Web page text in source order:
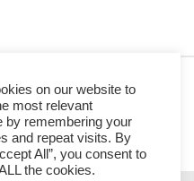
on our website to
most relevant
by remembering your
and repeat visits. By
All”, you consent to
the cookies.